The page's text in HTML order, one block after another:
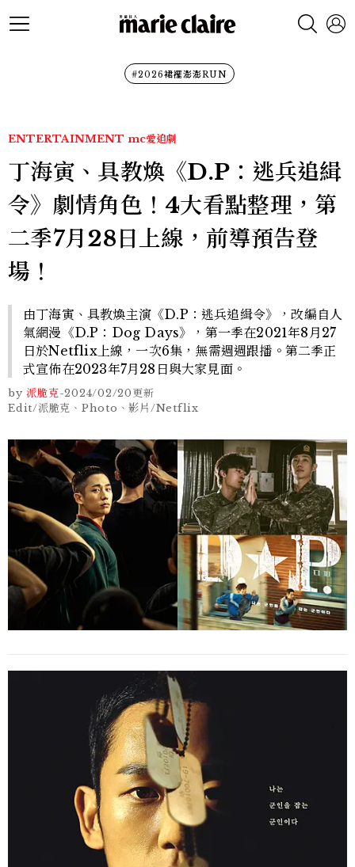
#2026裙襬澎澎RUN
ENTERTAINMENT mc愛追劇
丁海寅、具教煥《D.P：逃兵追緝
令》劇情角色！4大看點整理，第
二季7月28日上線，前導預告登
場！
由丁海寅、具教煥主演《D.P：逃兵追緝令》，改編自人
氣網漫《D.P：Dog Days》，第一季在2021年8月27
日於Netflix上線，一次6集，無需週週跟播。第二季正
式宣佈在2023年7月28日與大家見面。
by 派脆克-2024/02/20更新
Edit/派脆克、Photo、影片/Netflix